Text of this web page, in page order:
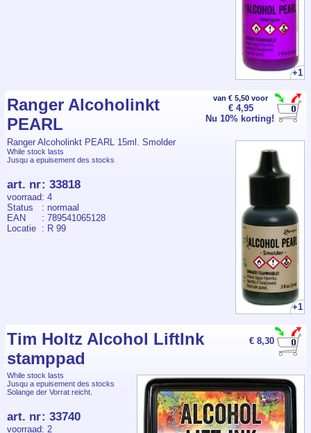
+1
van € 5,50 voor
€ 4,95
Nu 10% korting!
Ranger Alcoholinkt
PEARL
Ranger Alcoholinkt PEARL 15ml. Smolder
+1
While stock lasts
Jusqu a epuisement des stocks
art. nr: 33818
voorraad: 4
Status
: normaal
EAN
: 789541065128
Locatie : R 99
€ 8,30
Tim Holtz Alcohol LiftInk
stamppad
While stock lasts
Jusqu a epuisement des stocks
Solange der Vorrat reicht.
art. nr: 33740
voorraad: 2